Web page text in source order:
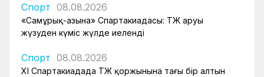
Спорт 08.08.2026
«Самұрық-Қазына» Спартакиадасы: ҚТЖ аруы
жүзуден күміс жүлде иеленді
Спорт 08.08.2026
XI Спартакиадада ҚТЖ қоржынына тағы бір алтын